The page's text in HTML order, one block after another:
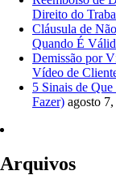
Direito do
Cláusula de
Quando É
Demissão por
Vídeo de
5 Sinais de
Fazer) agosto
Arquivos